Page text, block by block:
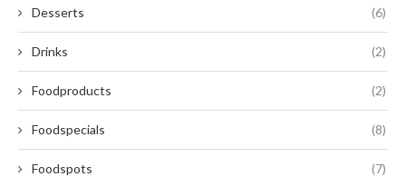
Desserts (6)
Drinks (2)
Foodproducts (2)
Foodspecials (8)
Foodspots (7)